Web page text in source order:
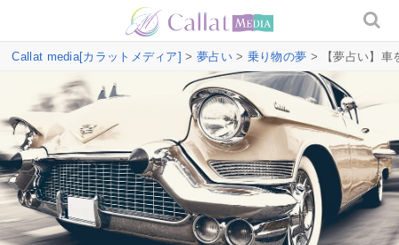
Callat media[カラットメディア] > 夢占い> 乗り物の夢 > 【夢占い】車